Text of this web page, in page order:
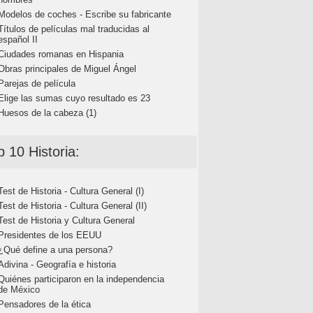
de coches - Escribe su fabricante
de películas mal traducidas al
II
romanas en Hispania
principales de Miguel Ángel
de película
las sumas cuyo resultado es 23
de la cabeza (1)
10 Historia:
de Historia - Cultura General (I)
de Historia - Cultura General (II)
de Historia y Cultura General
de los EEUU
define a una persona?
- Geografía e historia
participaron en la independencia
México
de la ética